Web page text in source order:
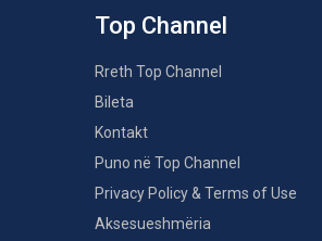
Top Channel
Rreth Top Channel
Bileta
Kontakt
Puno në Top Channel
Privacy Policy & Terms of Use
Aksesueshmëria